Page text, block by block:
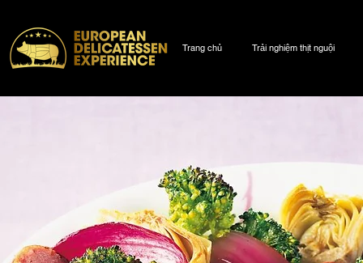
Trang chủ Trải nghiệm thịt nguội